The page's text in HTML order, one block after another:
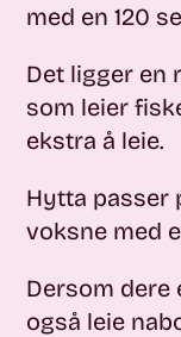
med en 120
Det ligger en
som leier
ekstra å leie.
Hytta passer
voksne med
Dersom dere
også leie